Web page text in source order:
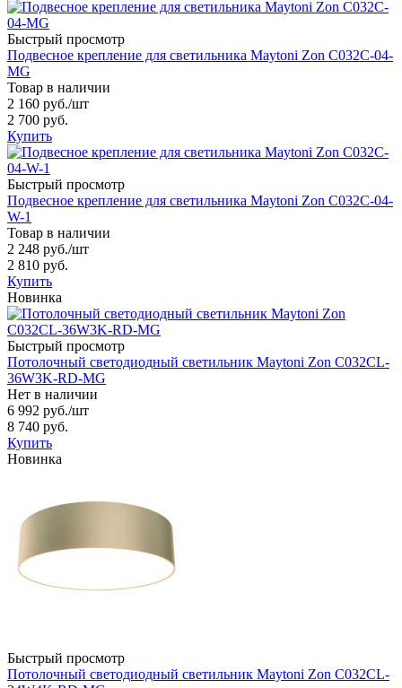
Быстрый просмотр
Подвесное крепление для светильника Maytoni Zon C032C-04-
MG
Товар в наличии
2 160 руб./шт
2 700 руб.
Купить
Быстрый просмотр
Подвесное крепление для светильника Maytoni Zon C032C-04-
W-1
Товар в наличии
2 248 руб./шт
2 810 руб.
Купить
Новинка
Быстрый просмотр
Потолочный светодиодный светильник Maytoni Zon C032CL-
36W3K-RD-MG
Нет в наличии
6 992 руб./шт
8 740 руб.
Купить
Новинка
Быстрый просмотр
Потолочный светодиодный светильник Maytoni Zon C032CL-